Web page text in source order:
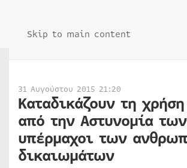
Skip to main content
31 Αυγούστου 2015 21:20
Καταδικάζουν τη
από την Αστυνομία
υπέρμαχοι των
δικαιωμάτων